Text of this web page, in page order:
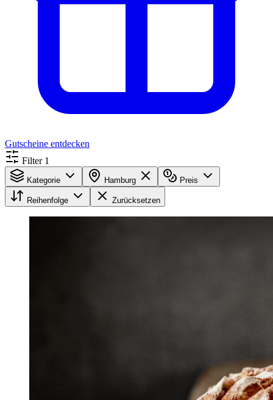
Gutscheine entdecken
Filter 1
Kategorie Hamburg Preis
Reihenfolge Zurücksetzen